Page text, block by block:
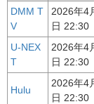
DMM T
V
2026年4
日 22:30
U-NEX
T
2026年4
日 22:30
Hulu
2026年4
日 22:30